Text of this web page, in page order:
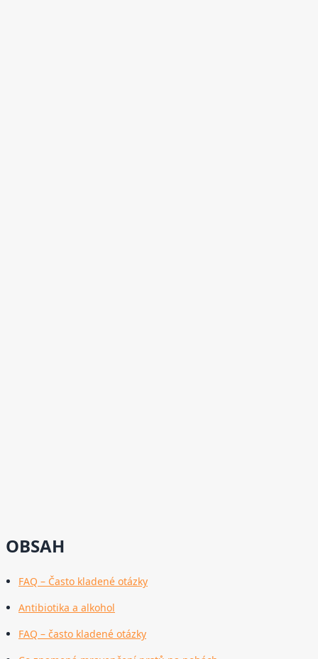
OBSAH
FAQ – Často kladené otázky
Antibiotika a alkohol
FAQ – často kladené otázky